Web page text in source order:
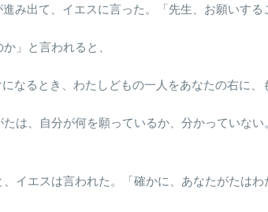
み出て、イエスに言った。「先生、お願いする
」と言われると、
なるとき、わたしどもの一人をあなたの右に、
は、自分が何を願っているか、分かっていな
イエスは言われた。「確かに、あなたがたは